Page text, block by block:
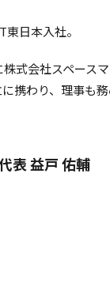
日本入社。
式会社スペース
携わり、理事も務
表 益戸 佑輔